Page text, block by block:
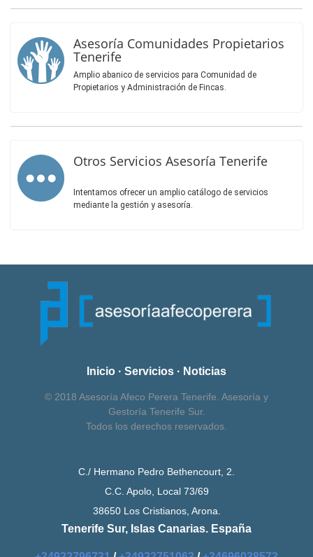
Asesoría Comunidades Propietarios
Tenerife
Amplio abanico de servicios para Comunidad de
Propietarios y Administración de Fincas.
Otros Servicios Asesoría Tenerife
Intentamos ofrecer un amplio catálogo de servicios
mediante la gestión y asesoría.
Inicio · Servicios · Noticias
© 2018 Asesoría Afeco Perera Tenerife. Asesoría y
Gestoría Tenerife Sur.
Todos los derechos reservados.
C./ Hermano Pedro Bethencourt, 2.
C.C. Apolo, Local 73/69
38650 Los Cristianos, Arona.
Tenerife Sur, Islas Canarias. España